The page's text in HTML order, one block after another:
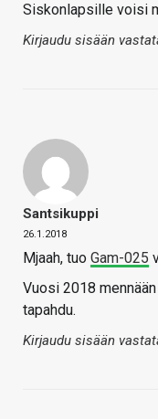
Siskonlapsille voisi
Kirjaudu sisään
Santsikuppi
26.1.2018
Mjaah, tuo Gam-025
Vuosi 2018
tapahdu.
Kirjaudu sisään